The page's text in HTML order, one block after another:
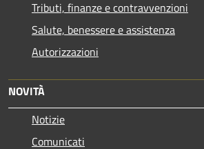
Tributi, finanze e contravvenzioni
Salute, benessere e assistenza
Autorizzazioni
NOVITÀ
Notizie
Comunicati